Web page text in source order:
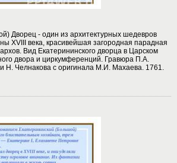
Дворец - один из архитектурных шедевров
XVIII века, красивейшая загородная парадная
Вид Екатерининского дворца в Царском
двора и циркумференций. Гравюра П.А.
Н. Челнакова с оригинала М.И. Махаева. 1761.